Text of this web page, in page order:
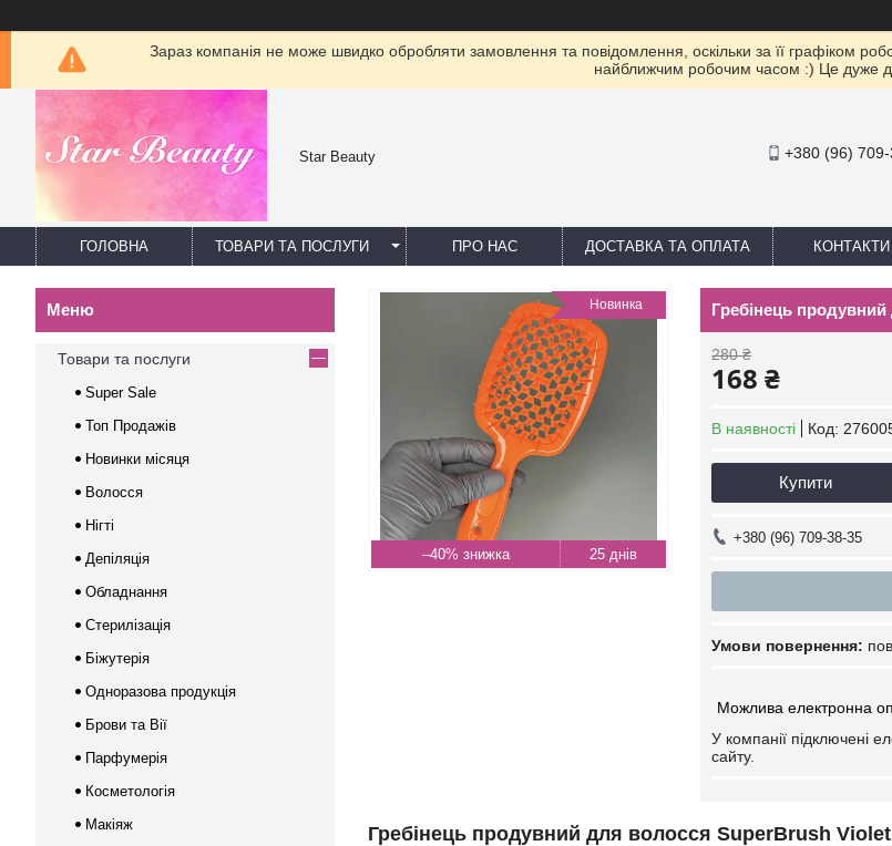
Зараз компанія не може швидко обробляти замовлення та повідомлення, оскільки за її графіком
найближчим робочим часом :) Це дуже
Star Beauty +380 (96)
ГОЛОВНА ТОВАРИ ТА ПОСЛУГИ ПРО НАС ДОСТАВКА ТА ОПЛАТА КОНТАКТИ
–40% 25 днів
Новинка Гребінець
280 ₴
168 ₴
В наявності Код:
Купити
+380 (96) 709-38-35
У компанії підключені
сайту.
Гребінець продувний для волосся SuperBrush
Товари та послуги
Super Sale
Топ Продажів
Новинки місяця
Волосся
Нігті
Депіляція
Обладнання
Стерилізація
Біжутерія
Одноразова продукція
Брови та Вії
Парфумерія
Косметологія
Макіяж